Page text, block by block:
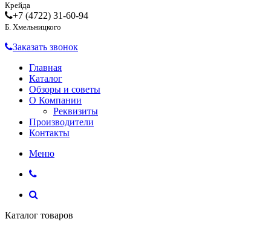
Крейда
+7 (4722) 31-60-94
Б. Хмельницкого
Заказать звонок
Главная
Каталог
Обзоры и советы
О Компании
Реквизиты
Производители
Контакты
Меню
Каталог товаров